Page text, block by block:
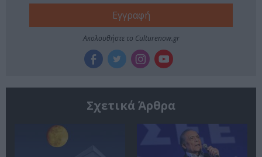
Ακολουθήστε το Culturenow.gr
Σχετικά Άρθρα